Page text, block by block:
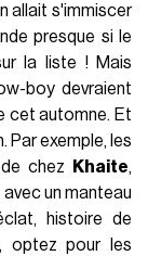
allait s'immiscer
presque si le
la liste ! Mais
boy devraient
cet automne. Et
Par exemple, les
chez
Khaite,
un manteau
histoire de
optez pour les